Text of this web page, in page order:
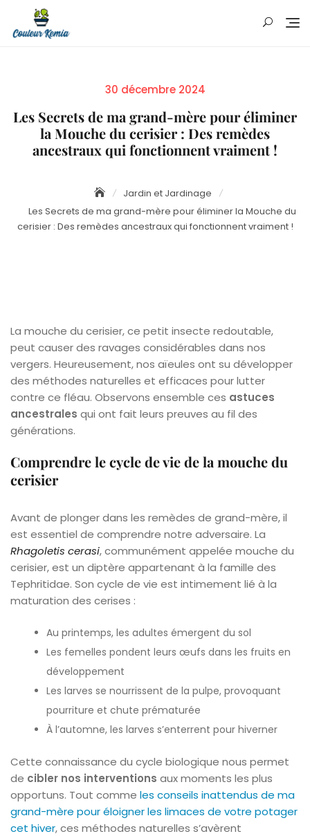
content
Posted
30 décembre 2024
Les Secrets de ma grand-mère pour éliminer
la Mouche du cerisier : Des remèdes
ancestraux qui fonctionnent vraiment !
Jardin et Jardinage
Les Secrets de ma grand-mère pour éliminer la Mouche du
cerisier : Des remèdes ancestraux qui fonctionnent vraiment !
La mouche du cerisier, ce petit insecte redoutable,
peut causer des ravages considérables dans nos
vergers. Heureusement, nos aïeules ont su développer
des méthodes naturelles et efficaces pour lutter
contre ce fléau. Observons ensemble ces astuces
ancestrales qui ont fait leurs preuves au fil des
générations.
Comprendre le cycle de vie de la mouche du
cerisier
Avant de plonger dans les remèdes de grand-mère, il
est essentiel de comprendre notre adversaire. La
Rhagoletis cerasi, communément appelée mouche du
cerisier, est un diptère appartenant à la famille des
Tephritidae. Son cycle de vie est intimement lié à la
maturation des cerises :
Au printemps, les adultes émergent du sol
Les femelles pondent leurs œufs dans les fruits en
développement
Les larves se nourrissent de la pulpe, provoquant
pourriture et chute prématurée
À l’automne, les larves s’enterrent pour hiverner
Cette connaissance du cycle biologique nous permet
de cibler nos interventions aux moments les plus
opportuns. Tout comme les conseils inattendus de ma
grand-mère pour éloigner les limaces de votre potager
cet hiver, ces méthodes naturelles s’avèrent